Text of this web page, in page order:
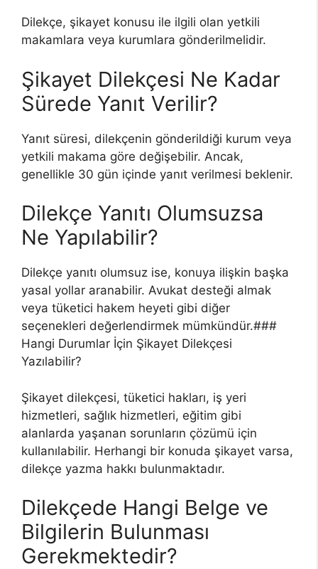
Dilekçe, şikayet konusu ile ilgili olan yetkili
makamlara veya kurumlara gönderilmelidir.
Şikayet Dilekçesi Ne Kadar
Sürede Yanıt Verilir?
Yanıt süresi, dilekçenin gönderildiği kurum veya
yetkili makama göre değişebilir. Ancak,
genellikle 30 gün içinde yanıt verilmesi beklenir.
Dilekçe Yanıtı Olumsuzsa
Ne Yapılabilir?
Dilekçe yanıtı olumsuz ise, konuya ilişkin başka
yasal yollar aranabilir. Avukat desteği almak
veya tüketici hakem heyeti gibi diğer
seçenekleri değerlendirmek mümkündür.###
Hangi Durumlar İçin Şikayet Dilekçesi
Yazılabilir?
Şikayet dilekçesi, tüketici hakları, iş yeri
hizmetleri, sağlık hizmetleri, eğitim gibi
alanlarda yaşanan sorunların çözümü için
kullanılabilir. Herhangi bir konuda şikayet varsa,
dilekçe yazma hakkı bulunmaktadır.
Dilekçede Hangi Belge ve
Bilgilerin Bulunması
Gerekmektedir?